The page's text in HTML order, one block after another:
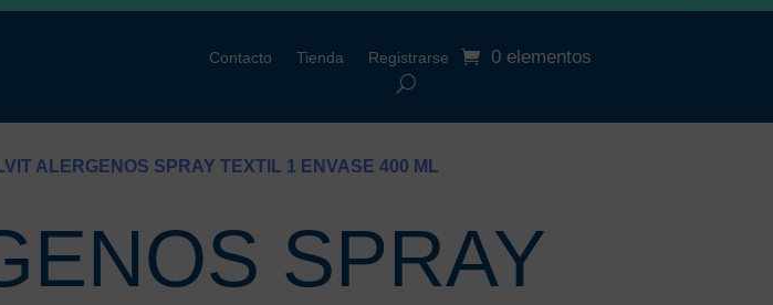
Contacto Tienda Registrarse 0 elementos
ALERGENOS SPRAY TEXTIL 1 ENVASE 400 ML
SPRAY